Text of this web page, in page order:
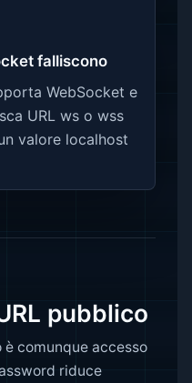
falliscono
WebSocket e
URL ws o wss
valore localhost
pubblico
comunque accesso
riduce